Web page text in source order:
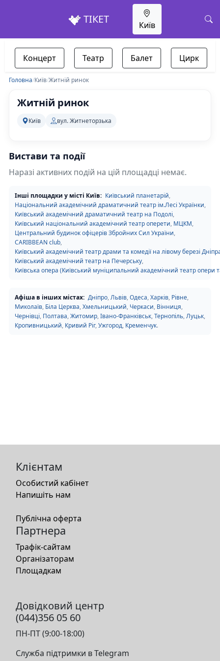
ТІКЕТ Київ
Концерт Театр Балет Цирк
Головна/Київ/Житній ринок
Житній ринок
Київ вул. Житнеторзька
Вистави та події
Наразі активних подій на цій площадці немає.
Інші площадки у місті Київ: Київський планетарій,
Національний академічний драматичний театр ім.Лесі Українки,
Київський академічний драматичний театр на Подолі,
Київський національний академічний театр оперети, МЦКМ,
Центральний будинок офіцерів Збройних Сил України,
CARIBBEAN club,
Київський академічний театр драми та комедії на лівому березі
Київський академічний театр на Печерську,
Київська опера (Київський муніципальний академічний театр опери
Афіша в інших містах: Дніпро,Львів,Одеса,Харків, Рівне,
Миколаїв, Біла Церква,Хмельницький, Черкаси, Вінниця,
Чернівці, Полтава,Житомир,Івано-Франківськ,Тернопіль,Луцьк,
Кропивницький, Кривий Ріг,Ужгород, Кременчук.
Клієнтам
Особистий кабінет
Напишіть нам
Публічна оферта
Партнера
Трафік-сайтам
Організаторам
Площадкам
Довідковий центр
(044)356 05 60
ПН-ПТ (9:00-18:00)
Служба підтримки в Telegram